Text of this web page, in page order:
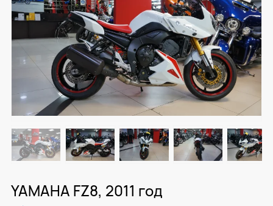
YAMAHA FZ8, 2011 год